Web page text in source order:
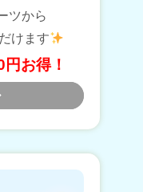
ツから
けます
お得！